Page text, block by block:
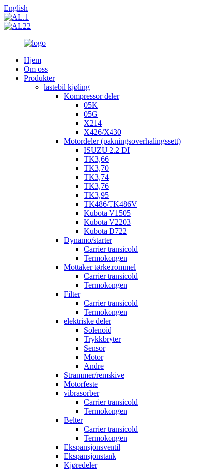
English
Hjem
Om oss
Produkter
lastebil kjøling
Kompressor deler
05K
05G
X214
X426/X430
Motordeler (pakningsoverhalingssett)
ISUZU 2.2 DI
TK3,66
TK3,70
TK3,74
TK3,76
TK3,95
TK486/TK486V
Kubota V1505
Kubota V2203
Kubota D722
Dynamo/starter
Carrier transicold
Termokongen
Mottaker tørketrommel
Carrier transicold
Termokongen
Filter
Carrier transicold
Termokongen
elektriske deler
Solenoid
Trykkbryter
Sensor
Motor
Andre
Strammer/remskive
Motorfeste
vibrasorber
Carrier transicold
Termokongen
Belter
Carrier transicold
Termokongen
Ekspansjonsventil
Ekspansjonstank
Kjøredeler